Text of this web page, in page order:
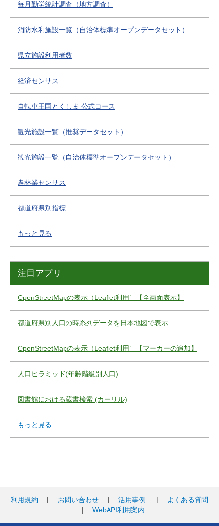
毎月勤労統計調査（地方調査）
消防水利施設一覧（自治体標準オープンデータセット）
県立施設利用者数
経済センサス
自転車王国とくしま 公式コース
観光施設一覧（推奨データセット）
観光施設一覧（自治体標準オープンデータセット）
農林業センサス
都道府県別指標
もっと見る
注目アプリ
OpenStreetMapの表示（Leaflet利用）【全画面表示】
都道府県別人口の時系列データを日本地図で表示
OpenStreetMapの表示（Leaflet利用）【マーカーの追加】
人口ピラミッド(年齢階級別人口)
図書館における蔵書検索 (カーリル)
もっと見る
利用規約 | お問い合わせ | 活用事例 |
よくある質問
| WebAPI利用案内